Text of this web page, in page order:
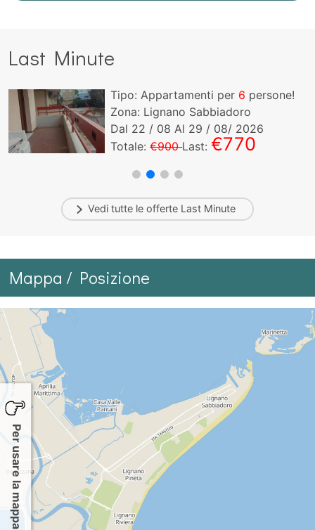
Last Minute
Tipo: Appartamenti per 6 persone!
Zona: Lignano Sabbiadoro
Dal 22 / 08 Al 29 / 08/ 2026
Totale:€900Last:€770
Vedi tutte le offerte Last Minute
Mappa / Posizione
Per usare la mappa